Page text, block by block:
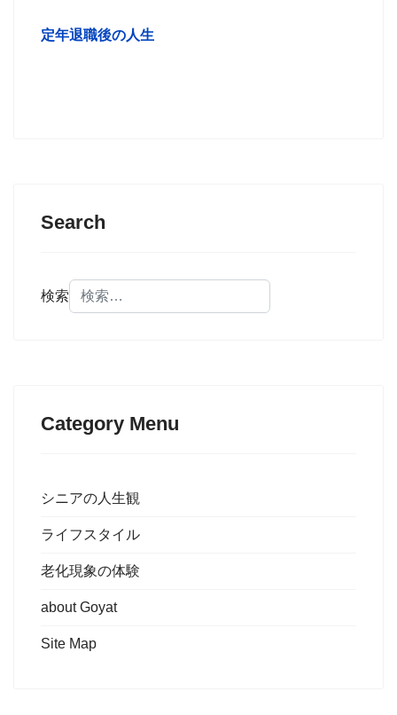
定年退職後の人生
Search
検索
Category Menu
シニアの人生観
ライフスタイル
老化現象の体験
about Goyat
Site Map